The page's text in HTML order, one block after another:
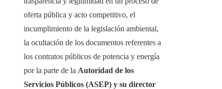
oferta pública y acto competitivo, el
incumplimiento de la legislación ambiental,
la ocultación de los documentos referentes a
los contratos públicos de potencia y energía
por la parte de la Autoridad de los
Servicios Públicos (ASEP) y su director